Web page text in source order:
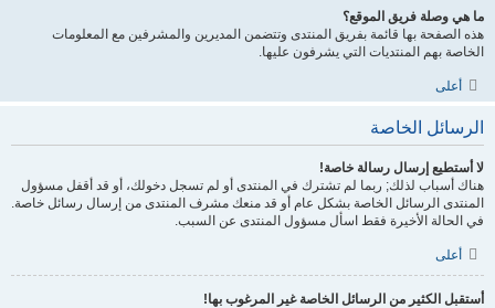
ما هي وصلة فريق الموقع؟
هذه الصفحة بها قائمة بفريق المنتدى وتتضمن المديرين والمشرفين مع المعلومات
الخاصة بهم المنتديات التي يشرفون عليها.
أعلى
الرسائل الخاصة
لا أستطيع إرسال رسالة خاصة!
هناك أسباب لذلك; ربما لم تشترك في المنتدى أو لم تسجل دخولك، أو قد أقفل مسؤول
المنتدى الرسائل الخاصة بشكل عام أو قد منعك مشرف المنتدى من إرسال رسائل خاصة.
في الحالة الأخيرة فقط اسأل مسؤول المنتدى عن السبب.
أعلى
أستقبل الكثير من الرسائل الخاصة غير المرغوب بها!